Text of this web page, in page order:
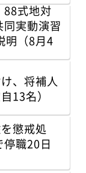
式地対
実動演習
明（8月4
、将補人
13名）
懲戒処
職20日